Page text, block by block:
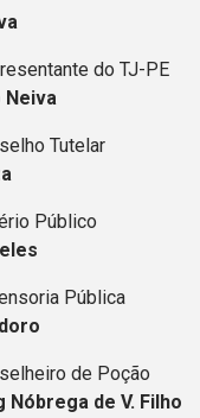
do TJ-PE
Neiva
Tutelar
Público
Pública
de Poção
Nóbrega de V. Filho